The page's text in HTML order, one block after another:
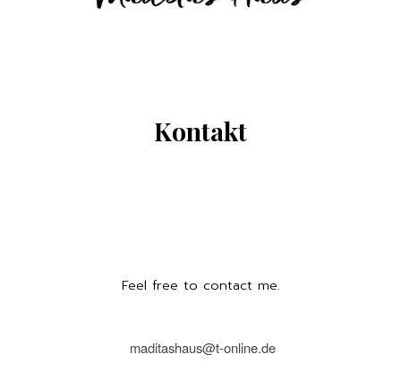
Kontakt
Feel free to contact me.
maditashaus@t-online.de